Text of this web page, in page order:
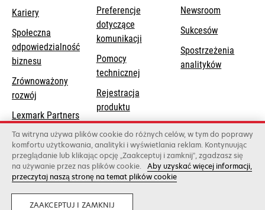
Kariery
Społeczna
odpowiedzialność
biznesu
a
tab
Zrównoważony
rozwój
Lexmark Partners
Preferencje
dotyczące
komunikacji
Pomocy
technicznejopens
a
tab
Rejestracja
produktu
Znajdź dealera
Lista hurtowni
Newsroom
Sukcesów
Spostrzeżenia
analityków
Lexmark International, Inc., firma należąca do Xerox
©2026 Wszelkie prawa zastrzeżone.
Legalny Prywatność
Ta witryna używa plików cookie do różnych celów, w tym do poprawy
komfortu użytkowania, analityki i wyświetlania reklam. Kontynuując
przeglądanie lub klikając opcję „Zaakceptuj i zamknij”, zgadzasz się
na używanie przez nas plików cookie. Aby uzyskać więcej informacji,
przeczytaj naszą stronę na temat plików cookie
ZAAKCEPTUJ I ZAMKNIJ